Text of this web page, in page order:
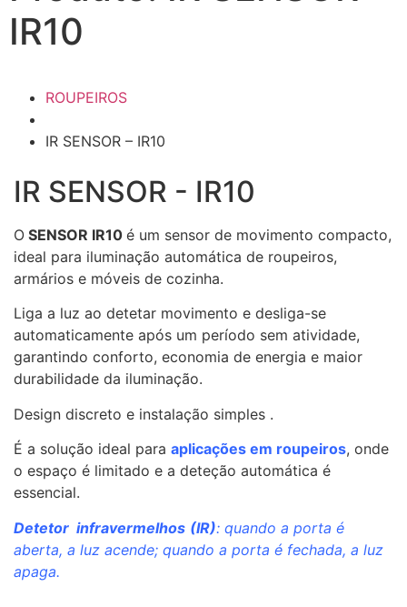
IR10
ROUPEIROS
IR SENSOR – IR10
IR SENSOR - IR10
O SENSOR IR10 é um sensor de movimento compacto,
ideal para iluminação automática de roupeiros,
armários e móveis de cozinha.
Liga a luz ao detetar movimento e desliga-se
automaticamente após um período sem atividade,
garantindo conforto, economia de energia e maior
durabilidade da iluminação.
Design discreto e instalação simples .
É a solução ideal para aplicações em roupeiros, onde
o espaço é limitado e a deteção automática é
essencial.
Detetor infravermelhos (IR): quando a porta é
aberta, a luz acende; quando a porta é fechada, a luz
apaga.